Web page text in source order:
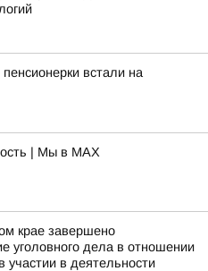
встали на
| Мы в MAX
крае завершено
уголовного дела в отношении
участии в деятельности